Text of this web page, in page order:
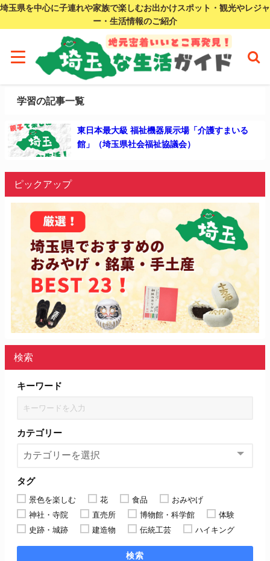
埼玉県を中心に子連れや家族で楽しむお出かけスポット・観光やレジャ
ー・生活情報のご紹介
学習の記事一覧
東日本最大級 福祉機器展示場「介護すまいる
館」（埼玉県社会福祉協議会）
ピックアップ
検索
キーワード
カテゴリー
タグ
景色を楽しむ 花 食品
おみやげ
神社・寺院
直売所 博物館・科学館
体験
史跡・城跡
建造物 伝統工芸 ハイキング
検索